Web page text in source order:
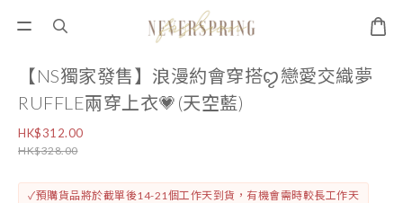
【NS獨家發售】浪漫約會穿搭ꨄ︎戀愛交織夢
RUFFLE兩穿上衣💗(天空藍)
HK$312.00
HK$328.00
✓預購貨品將於截單後14-21個工作天到貨，有機會需時較長工作天